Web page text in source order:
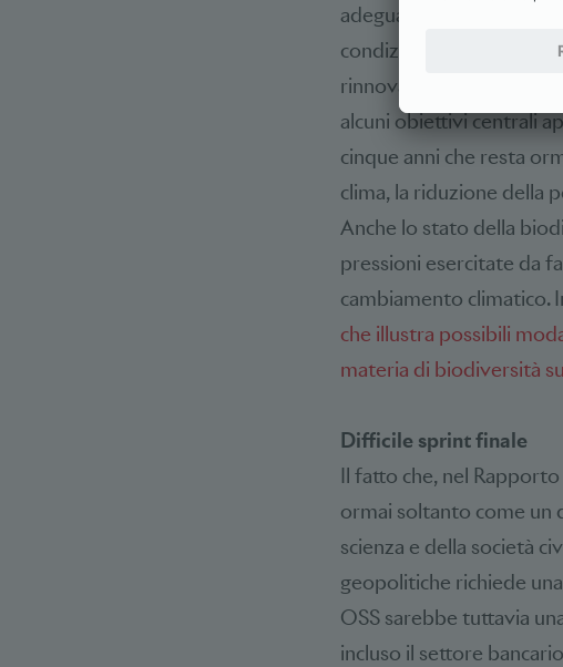
adeguamenti delle basi
condizioni quadro per
rinnovabili o la parità di
alcuni obiettivi centrali
cinque anni che resta
clima, la riduzione della
Anche lo stato della
pressioni esercitate da
cambiamento climatico.
che illustra possibili
materia di biodiversità
Difficile sprint finale
Il fatto che, nel
ormai soltanto come un
scienza e della società
geopolitiche richiede
OSS sarebbe tuttavia
incluso il settore